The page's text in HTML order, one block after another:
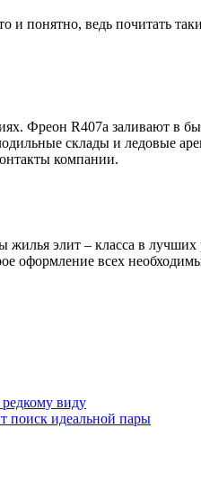
и понятно, ведь почитать
Фреон R407a заливают в
склады и ледовые
компании.
элит – класса в
оформление всех
виду
поиск идеальной пары